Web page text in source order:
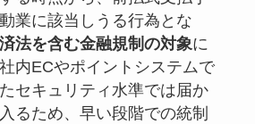
業に該当しうる行為とな
法を含む金融規制の対象に
内ECやポイントシステムで
セキュリティ水準では届か
るため、早い段階での統制